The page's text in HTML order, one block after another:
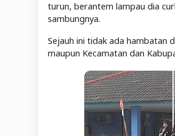
turun, berantem lampau dia
sambungnya.
Sejauh ini tidak ada hambatan
maupun Kecamatan dan